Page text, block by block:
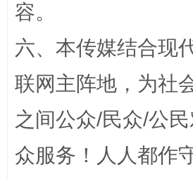
法徽映军营 权益有保障
容。
六、本传媒结合现
联网主阵地，为社
之间公众/民众/公
众服务！人人都作